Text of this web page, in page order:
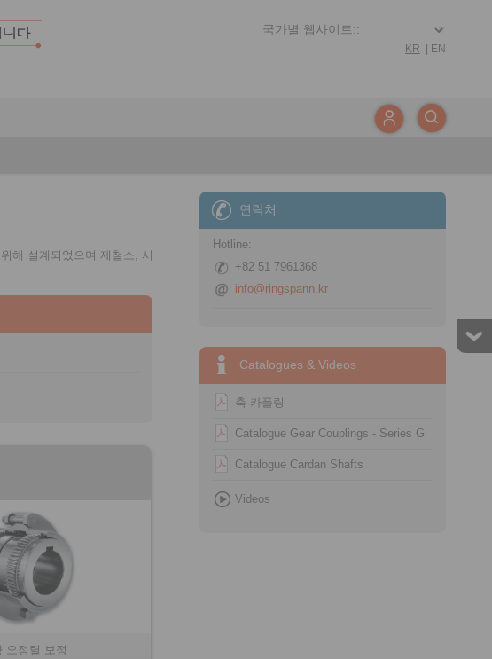
KR EN
해 설계되었으며 제철소, 시
오정렬 보정
연락처
Hotline:
+82 51 7961368
info@ringspann.kr
Catalogues & Videos
축 카플링
Catalogue Gear Couplings - Series G
Catalogue Cardan Shafts
Videos